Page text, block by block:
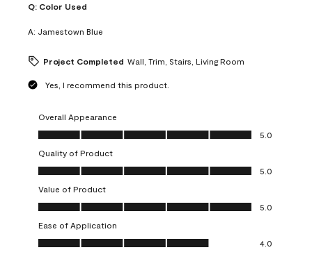
Q: Color Used
A: Jamestown Blue
Project Completed Wall, Trim, Stairs, Living Room
Yes, I recommend this product.
Overall Appearance
Overall Appearance, 5.0 out of 5
5.0
Quality of Product
Quality of Product, 5.0 out of 5
5.0
Value of Product
Value of Product, 5.0 out of 5
5.0
Ease of Application
Ease of Application, 4.0 out of 5
4.0